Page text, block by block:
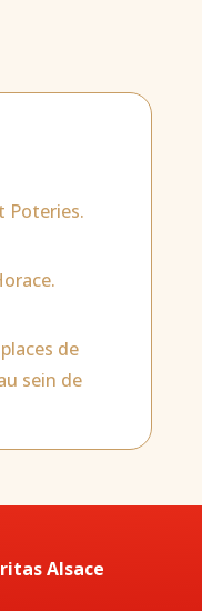
Poteries.
places de
sein de
Alsace